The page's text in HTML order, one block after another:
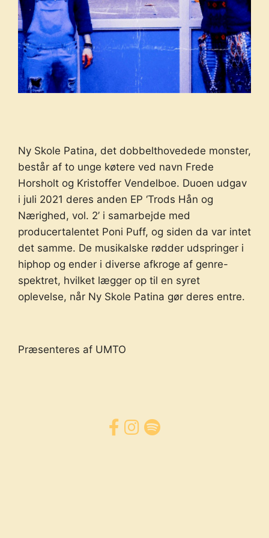
Ny Skole Patina, det dobbelthovedede monster,
består af to unge køtere ved navn Frede
Horsholt og Kristoffer Vendelboe. Duoen udgav
i juli 2021 deres anden EP ‘Trods Hån og
Nærighed, vol. 2’ i samarbejde med
producertalentet Poni Puff, og siden da var intet
det samme. De musikalske rødder udspringer i
hiphop og ender i diverse afkroge af genre-
spektret, hvilket lægger op til en syret
oplevelse, når Ny Skole Patina gør deres entre.
Præsenteres af UMTO